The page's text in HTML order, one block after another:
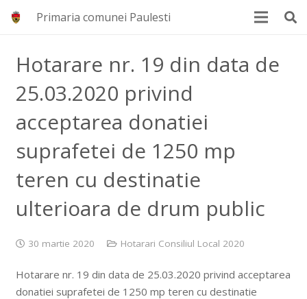
Primaria comunei Paulesti
Hotarare nr. 19 din data de
25.03.2020 privind
acceptarea donatiei
suprafetei de 1250 mp
teren cu destinatie
ulterioara de drum public
30 martie 2020 Hotarari Consiliul Local 2020
Hotarare nr. 19 din data de 25.03.2020 privind acceptarea
donatiei suprafetei de 1250 mp teren cu destinatie